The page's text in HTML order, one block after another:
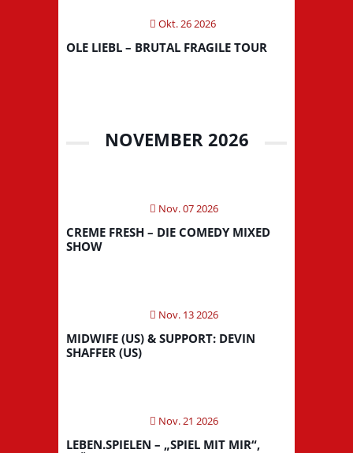
Okt. 26 2026
OLE LIEBL – BRUTAL FRAGILE TOUR
NOVEMBER 2026
Nov. 07 2026
CREME FRESH – DIE COMEDY MIXED
SHOW
Nov. 13 2026
MIDWIFE (US) & SUPPORT: DEVIN
SHAFFER (US)
Nov. 21 2026
LEBEN.SPIELEN – „SPIEL MIT MIR“,